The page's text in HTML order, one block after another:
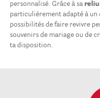
personnalisé. Grâce à sa
particulièrement adapté à un
possibilités de faire revivre
souvenirs de mariage ou de
ta disposition.